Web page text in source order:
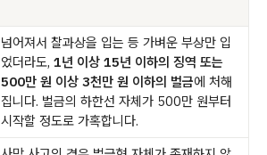
넘어져서 찰과상을 입는 등 가벼운 부상만 입
었더라도, 1년 이상 15년 이하의 징역 또는
500만 원 이상 3천만 원 이하의 벌금에 처해
집니다. 벌금의 하한선 자체가 500만 원부터
시작할 정도로 가혹합니다.